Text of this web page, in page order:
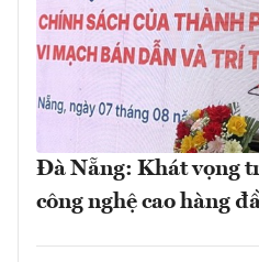
Đà Nẵng: Khát vọng
công nghệ cao hàng